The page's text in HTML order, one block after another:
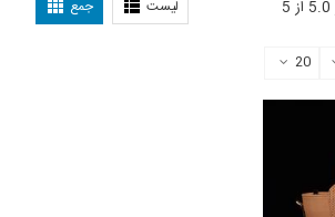
لیست جمع
20